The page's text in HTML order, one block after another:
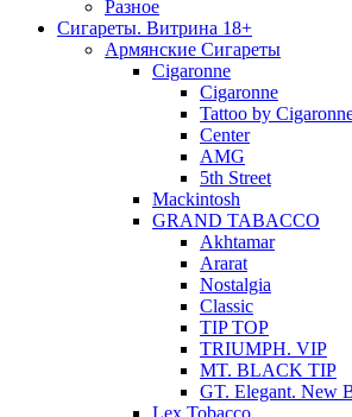
Разное
Сигареты. Витрина 18+
Армянские Сигареты
Cigaronne
Cigaronne
Tattoo by
Center
AMG
5th Street
Mackintosh
GRAND TABACCO
Akhtamar
Ararat
Nostalgia
Classic
TIP TOP
TRIUMPH. VIP
MT. BLACK TIP
GT. Elegant. New
Lex Tobacco